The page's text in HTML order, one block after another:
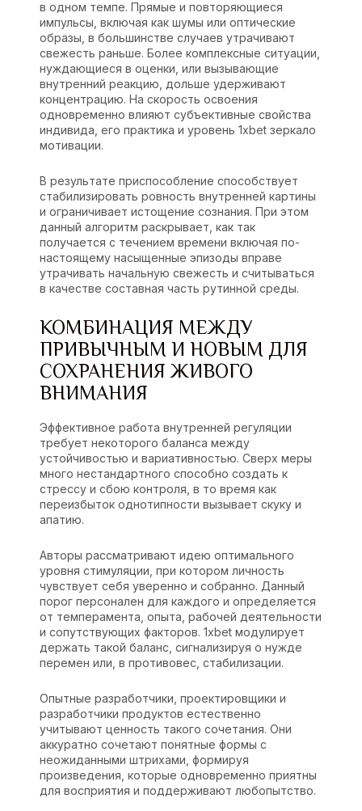
в одном темпе. Прямые и повторяющиеся
импульсы, включая как шумы или оптические
образы, в большинстве случаев утрачивают
свежесть раньше. Более комплексные ситуации,
нуждающиеся в оценки, или вызывающие
внутренний реакцию, дольше удерживают
концентрацию. На скорость освоения
одновременно влияют субъективные свойства
индивида, его практика и уровень 1xbet зеркало
мотивации.
В результате приспособление способствует
стабилизировать ровность внутренней картины
и ограничивает истощение сознания. При этом
данный алгоритм раскрывает, как так
получается с течением времени включая по-
настоящему насыщенные эпизоды вправе
утрачивать начальную свежесть и считываться
в качестве составная часть рутинной среды.
КОМБИНАЦИЯ МЕЖДУ
ПРИВЫЧНЫМ И НОВЫМ ДЛЯ
СОХРАНЕНИЯ ЖИВОГО
ВНИМАНИЯ
Эффективное работа внутренней регуляции
требует некоторого баланса между
устойчивостью и вариативностью. Сверх меры
много нестандартного способно создать к
стрессу и сбою контроля, в то время как
переизбыток однотипности вызывает скуку и
апатию.
Авторы рассматривают идею оптимального
уровня стимуляции, при котором личность
чувствует себя уверенно и собранно. Данный
порог персонален для каждого и определяется
от темперамента, опыта, рабочей деятельности
и сопутствующих факторов. 1xbet модулирует
держать такой баланс, сигнализируя о нужде
перемен или, в противовес, стабилизации.
Опытные разработчики, проектировщики и
разработчики продуктов естественно
учитывают ценность такого сочетания. Они
аккуратно сочетают понятные формы с
неожиданными штрихами, формируя
произведения, которые одновременно приятны
для восприятия и поддерживают любопытство.